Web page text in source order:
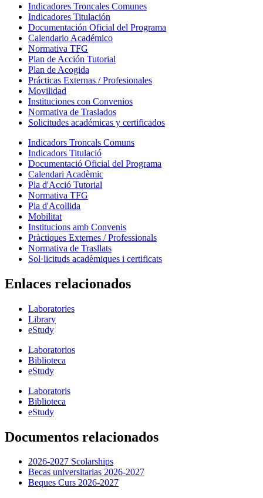
Indicadores Troncales Comunes
Indicadores Titulación
Documentación Oficial del Programa
Calendario Académico
Normativa TFG
Plan de Acción Tutorial
Plan de Acogida
Prácticas Externas / Profesionales
Movilidad
Instituciones con Convenios
Normativa de Traslados
Solicitudes académicas y certificados
Indicadors Troncals Comuns
Indicadors Titulació
Documentació Oficial del Programa
Calendari Acadèmic
Pla d'Acció Tutorial
Normativa TFG
Pla d'Acollida
Mobilitat
Institucions amb Convenis
Pràctiques Externes / Professionals
Normativa de Trasllats
Sol·licituds acadèmiques i certificats
Enlaces relacionados
Laboratories
Library
eStudy
Laboratorios
Biblioteca
eStudy
Laboratoris
Biblioteca
eStudy
Documentos relacionados
2026-2027 Scolarships
Becas universitarias 2026-2027
Beques Curs 2026-2027